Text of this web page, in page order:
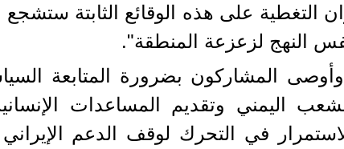
التغطية على هذه الوقائع الثابتة
النهج لزعزعة المنطقة".
وأوصى المشاركون بضرورة المتابعة
اليمني وتقديم المساعدات
في التحرك لوقف الدعم